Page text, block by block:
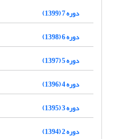
دوره 7 (1399)
دوره 6 (1398)
دوره 5 (1397)
دوره 4 (1396)
دوره 3 (1395)
دوره 2 (1394)